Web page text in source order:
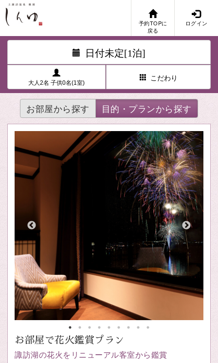
予約TOPに
戻る
ログイン
日付未定[1泊]
大人2名 子供0名(1室)
こだわり
お部屋から探す 目的・プランから探す
お部屋で花火鑑賞プラン
諏訪湖の花火をリニューアル客室から鑑賞